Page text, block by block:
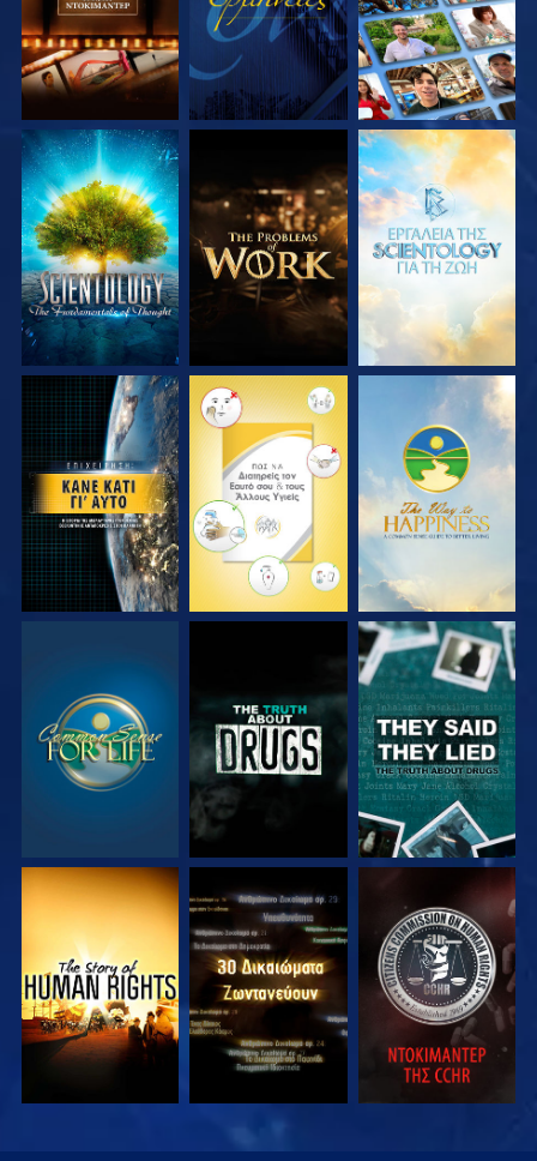
ΕΞΕΡΕΥΝΗΣΤΕ ΤΗ
ΣΕΙΡΑ
ΕΞΕΡΕΥΝΗΣΤΕ ΤΗ
ΣΕΙΡΑ
ΕΞΕΡΕΥΝΗΣΤΕ ΤΗ
ΣΕΙΡΑ
ΠΑΡΑΚΟΛΟΥΘΗΣΤΕ ΠΑΡΑΚΟΛΟΥΘΗΣΤΕ ΠΑΡΑΚΟΛΟΥΘΗΣΤΕ
ΠΑΡΑΚΟΛΟΥΘΗΣΤΕ ΠΑΡΑΚΟΛΟΥΘΗΣΤΕ ΠΑΡΑΚΟΛΟΥΘΗΣΤΕ
ΠΑΡΑΚΟΛΟΥΘΗΣΤΕ ΠΑΡΑΚΟΛΟΥΘΗΣΤΕ ΠΑΡΑΚΟΛΟΥΘΗΣΤΕ